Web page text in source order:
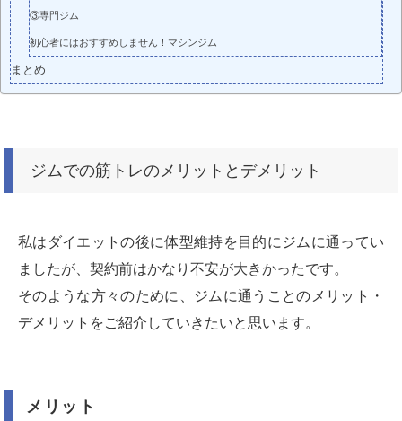
③専門ジム
初心者にはおすすめしません！マシンジム
まとめ
ジムでの筋トレのメリットとデメリット
私はダイエットの後に体型維持を目的にジムに通ってい
ましたが、契約前はかなり不安が大きかったです。
そのような方々のために、ジムに通うことのメリット・
デメリットをご紹介していきたいと思います。
メリット